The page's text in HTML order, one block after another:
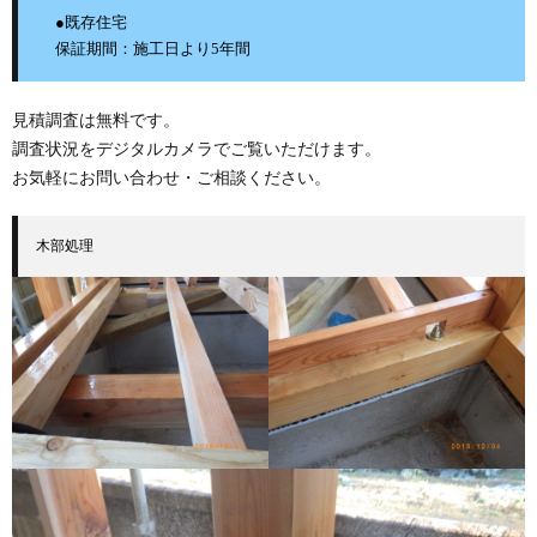
●既存住宅
保証期間：施工日より5年間
見積調査は無料です。
調査状況をデジタルカメラでご覧いただけます。
お気軽にお問い合わせ・ご相談ください。
木部処理